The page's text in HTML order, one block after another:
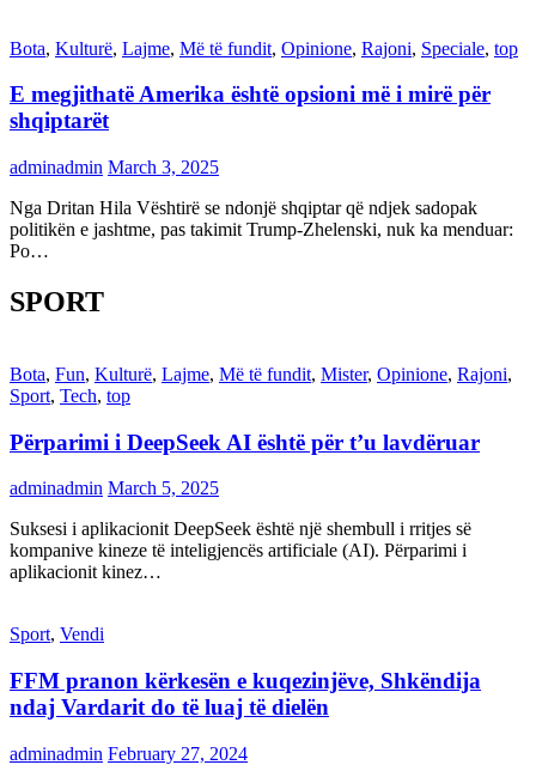
Bota, Kulturë, Lajme, Më të fundit, Opinione, Rajoni, Speciale, top
E megjithatë Amerika është opsioni më i mirë për
shqiptarët
adminadmin March 3, 2025
Nga Dritan Hila Vështirë se ndonjë shqiptar që ndjek sadopak
politikën e jashtme, pas takimit Trump-Zhelenski, nuk ka menduar:
Po…
SPORT
Bota, Fun, Kulturë, Lajme, Më të fundit, Mister, Opinione, Rajoni,
Sport, Tech, top
Përparimi i DeepSeek AI është për t’u lavdëruar
adminadmin March 5, 2025
Suksesi i aplikacionit DeepSeek është një shembull i rritjes së
kompanive kineze të inteligjencës artificiale (AI). Përparimi i
aplikacionit kinez…
Sport, Vendi
FFM pranon kërkesën e kuqezinjëve, Shkëndija
ndaj Vardarit do të luaj të dielën
adminadmin February 27, 2024